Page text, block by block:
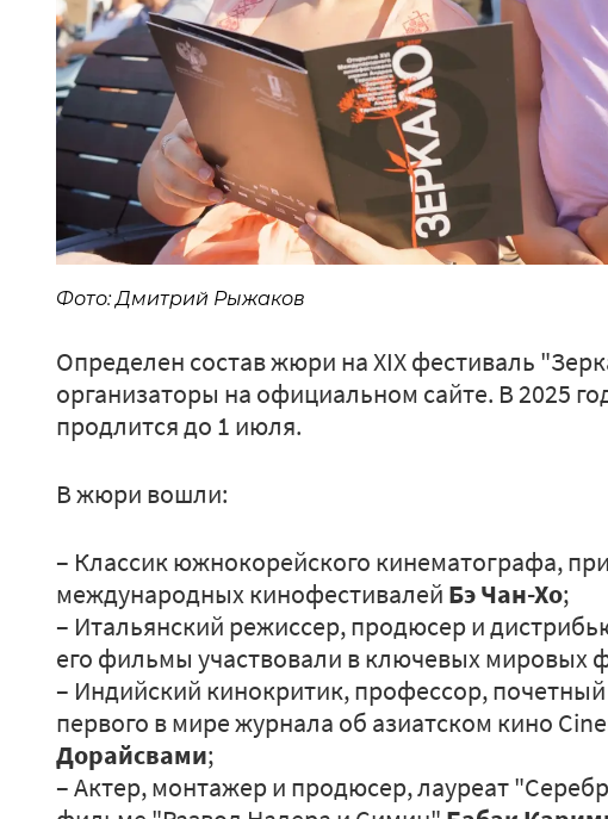
Фото: Дмитрий Рыжаков
Определен состав жюри на XIX фестиваль
организаторы на официальном сайте. В 2025
продлится до 1 июля.
В жюри вошли:
– Классик южнокорейского кинематографа,
международных кинофестивалей Бэ Чан-Хо;
– Итальянский режиссер, продюсер и
его фильмы участвовали в ключевых мировых
– Индийский кинокритик, профессор,
первого в мире журнала об азиатском кино
Дорайсвами;
– Актер, монтажер и продюсер, лауреат